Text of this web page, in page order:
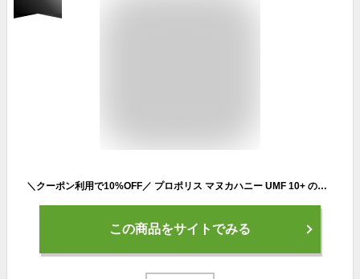
＼クーポン利用で10%OFF／ プロポリス マヌカハニー UMF 10+ のど飴 レモン・ハチミツ味 40粒 コンビタ[まとめ買い割引：楽天クーポン][ニュージーランド キャンディ ロゼンジ ドロップ] 個包装 携帯用 喉ケアー 贈答品 贈り物 ギフト プチギフト 御礼
この商品をサイトでみる